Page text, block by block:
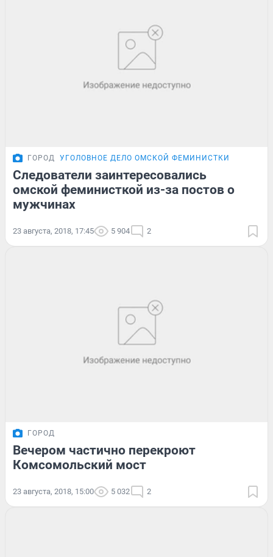
ГОРОД УГОЛОВНОЕ ДЕЛО ОМСКОЙ ФЕМИНИСТКИ
Следователи заинтересовались
омской феминисткой из-за постов о
мужчинах
23 августа, 2018, 17:45 5 904 2
ГОРОД
Вечером частично перекроют
Комсомольский мост
23 августа, 2018, 15:00 5 032 2